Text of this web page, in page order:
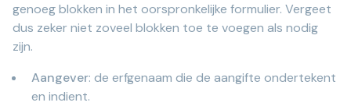
genoeg blokken in het oorspronkelijke formulier. Vergeet
dus zeker niet zoveel blokken toe te voegen als nodig
zijn.
Aangever: de erfgenaam die de aangifte ondertekent
en indient.